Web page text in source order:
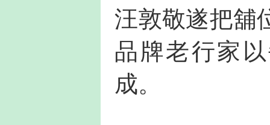
汪敦敬遂把舖
品牌老行家
成。